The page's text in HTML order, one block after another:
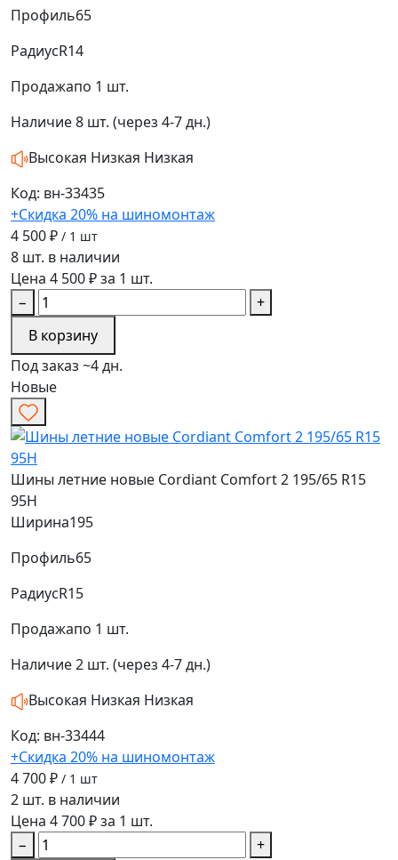
Профиль65
РадиусR14
Продажапо 1 шт.
Наличие8 шт. (через 4-7 дн.)
Высокая Низкая Низкая
Код: вн-33435
+Скидка 20% на шиномонтаж
4 500 ₽ / 1 шт
8 шт. в наличии
Цена 4 500 ₽ за 1 шт.
−
+
В корзину
Под заказ ~4 дн.
Новые
Шины летние новые Cordiant Comfort 2 195/65 R15
95H
Ширина195
Профиль65
РадиусR15
Продажапо 1 шт.
Наличие2 шт. (через 4-7 дн.)
Высокая Низкая Низкая
Код: вн-33444
+Скидка 20% на шиномонтаж
4 700 ₽ / 1 шт
2 шт. в наличии
Цена 4 700 ₽ за 1 шт.
−
+